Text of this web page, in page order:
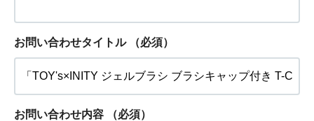
お問い合わせタイトル （必須）
お問い合わせ内容 （必須）